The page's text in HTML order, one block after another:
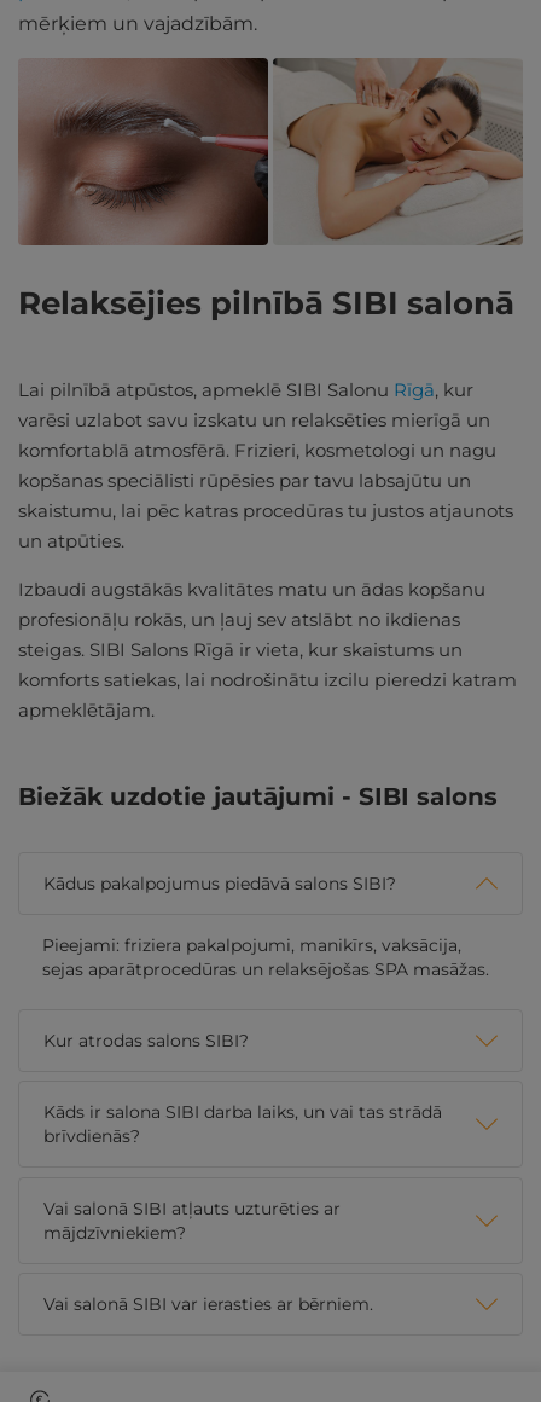
mērķiem un vajadzībām.
Relaksējies pilnībā SIBI salonā
Lai pilnībā atpūstos, apmeklē SIBI Salonu Rīgā, kur
varēsi uzlabot savu izskatu un relaksēties mierīgā un
komfortablā atmosfērā. Frizieri, kosmetologi un nagu
kopšanas speciālisti rūpēsies par tavu labsajūtu un
skaistumu, lai pēc katras procedūras tu justos atjaunots
un atpūties.
Izbaudi augstākās kvalitātes matu un ādas kopšanu
profesionāļu rokās, un ļauj sev atslābt no ikdienas
steigas. SIBI Salons Rīgā ir vieta, kur skaistums un
komforts satiekas, lai nodrošinātu izcilu pieredzi katram
apmeklētājam.
Biežāk uzdotie jautājumi - SIBI salons
Kādus pakalpojumus piedāvā salons SIBI?
Pieejami: friziera pakalpojumi, manikīrs, vaksācija,
sejas aparātprocedūras un relaksējošas SPA masāžas.
Kur atrodas salons SIBI?
Kāds ir salona SIBI darba laiks, un vai tas strādā
brīvdienās?
Vai salonā SIBI atļauts uzturēties ar
mājdzīvniekiem?
Vai salonā SIBI var ierasties ar bērniem.